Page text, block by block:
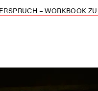
– WORKBOOK